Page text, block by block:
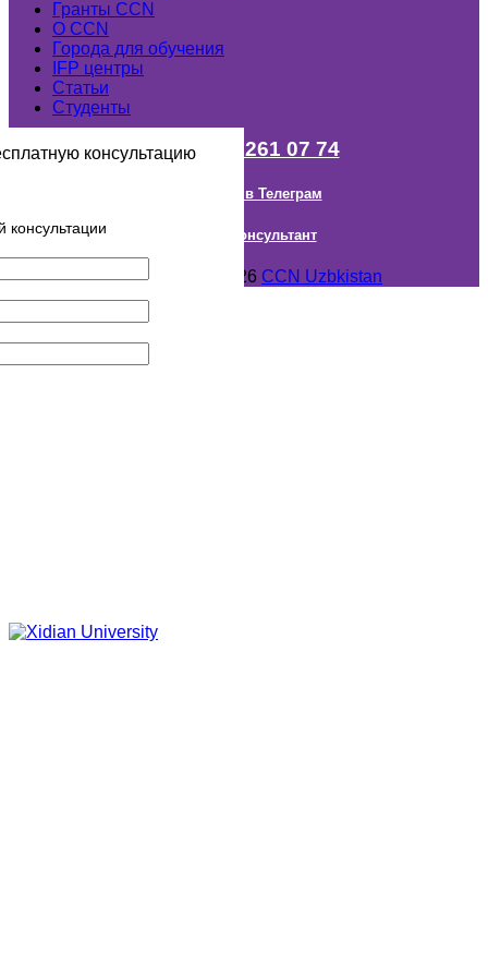
Гранты ССN
О ССN
Города для обучения
IFP центры
Статьи
Студенты
+998 (98) 261 07 74
Наш канал в Телеграм
Онлайн Консультант
Авторское право © 2018- 2026 CCN Uzbkistan
консультацию
консультации